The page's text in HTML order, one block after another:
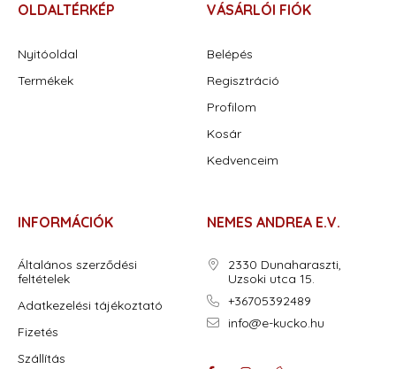
OLDALTÉRKÉP
Nyitóoldal
Termékek
VÁSÁRLÓI FIÓK
Belépés
Regisztráció
Profilom
Kosár
Kedvenceim
INFORMÁCIÓK
Általános szerződési
feltételek
Adatkezelési tájékoztató
Fizetés
Szállítás
NEMES ANDREA E.V.
2330 Dunaharaszti,
Uzsoki utca 15.
+36705392489
info@e-kucko.hu